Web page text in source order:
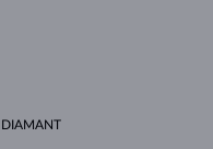
DIAMANT